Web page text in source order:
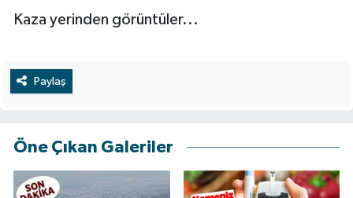
Kaza yerinden görüntüler...
Paylaş
Öne Çıkan Galeriler